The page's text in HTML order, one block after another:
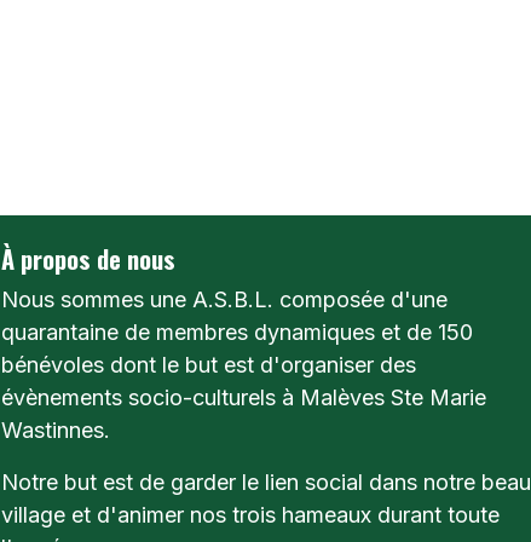
À propos de nous
Nous sommes une A.S.B.L. composée d'une
quarantaine de membres dynamiques et de 150
bénévoles dont le but est d'organiser des
évènements socio-culturels à Malèves Ste Marie
Wastinnes.
Notre but est de garder le lien social dans notre beau
village et d'animer nos trois hameaux durant toute